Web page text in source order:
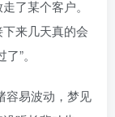
了某个客户。
来几天真的会
”。
容易波动，梦见